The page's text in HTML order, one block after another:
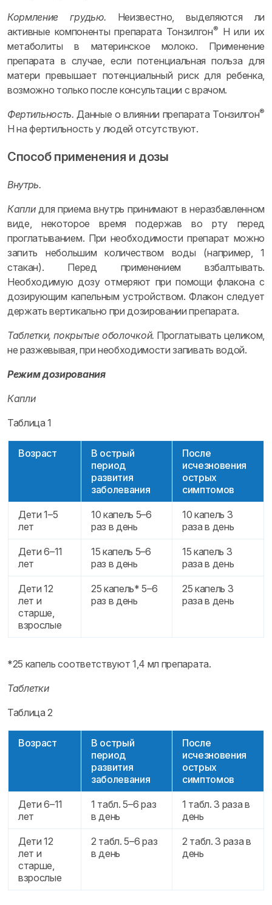
Кормление грудью. Неизвестно, выделяются ли
активные компоненты препарата Тонзилгон® Н или их
метаболиты в материнское молоко. Применение
препарата в случае, если потенциальная польза для
матери превышает потенциальный риск для ребенка,
возможно только после консультации с врачом.
Фертильность. Данные о влиянии препарата Тонзилгон®
Н на фертильность у людей отсутствуют.
Способ применения и дозы
Внутрь.
Каплидля приема внутрь принимают в неразбавленном
виде, некоторое время подержав во рту перед
проглатыванием. При необходимости препарат можно
запить небольшим количеством воды (например, 1
стакан). Перед применением взбалтывать.
Необходимую дозу отмеряют при помощи флакона с
дозирующим капельным устройством. Флакон следует
держать вертикально при дозировании препарата.
Таблетки, покрытые оболочкой. Проглатывать целиком,
не разжевывая, при необходимости запивать водой.
Режим дозирования
Капли
Таблица 1
Возраст
В острый
период
развития
заболевания
После
исчезновения
острых
симптомов
Дети 1–5
лет
10 капель 5–6
раз в день
10 капель 3
раза в день
Дети 6–11
лет
15 капель 5–6
раз в день
15 капель 3
раза в день
Дети 12
лет и
старше,
взрослые
25 капель* 5–6
раз в день
25 капель 3
раза в день
*25 капель соответствуют 1,4 мл препарата.
Таблетки
Таблица 2
Возраст
В острый
период
развития
заболевания
После
исчезновения
острых
симптомов
Дети 6–11
лет
1 табл. 5–6 раз
в день
1 табл. 3 раза в
день
Дети 12
лет и
старше,
взрослые
2 табл. 5–6 раз
в день
2 табл. 3 раза в
день